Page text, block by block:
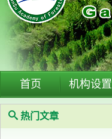
首页 机构设置
热门文章